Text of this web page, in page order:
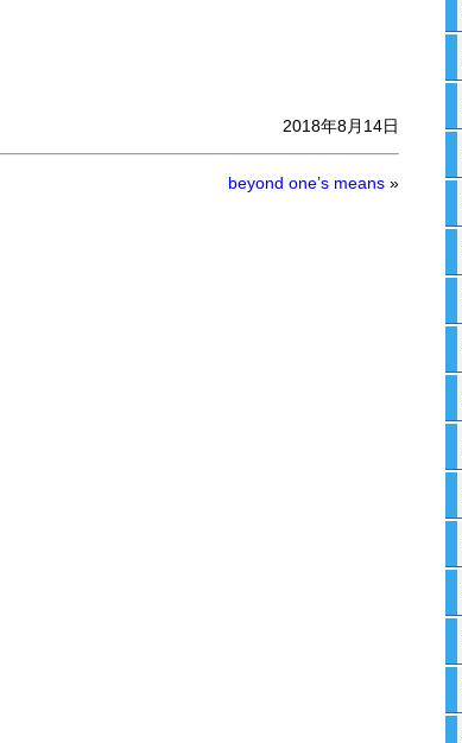
2018年8月14日
beyond one’s means »